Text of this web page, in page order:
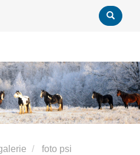
foto psi